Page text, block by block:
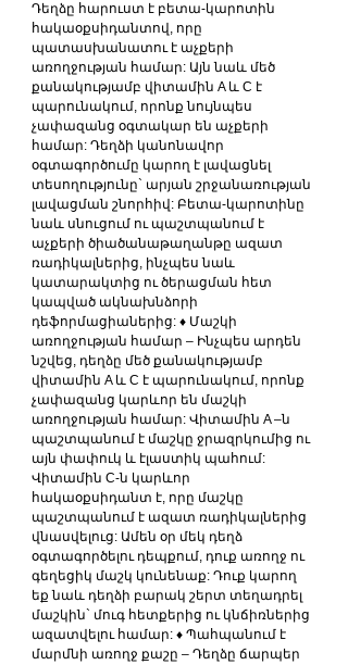
Դեղձը հարուստ է բետա-կարոտին
հակաօքսիդանտով, որը
պատասխանատու է աչքերի
առողջության համար: Այն նաև մեծ
քանակությամբ վիտամին A և C է
պարունակում, որոնք նույնպես
չափազանց օգտակար են աչքերի
համար: Դեղձի կանոնավոր
օգտագործումը կարող է լավացնել
տեսողությունը` արյան շրջանառության
լավացման շնորհիվ: Բետա-կարոտինը
նաև սնուցում ու պաշտպանում է
աչքերի ծիածանաթաղանթը ազատ
ռադիկալներից, ինչպես նաև
կատարակտից ու ծերացման հետ
կապված ակնախնձորի
դեֆորմացիաներից: ♦ Մաշկի
առողջության համար – Ինչպես արդեն
նշվեց, դեղձը մեծ քանակությամբ
վիտամին A և C է պարունակում, որոնք
չափազանց կարևոր են մաշկի
առողջության համար: Վիտամին A –ն
պաշտպանում է մաշկը ջրազրկումից ու
այն փափուկ և էլաստիկ պահում:
Վիտամին C-ն կարևոր
հակաօքսիդանտ է, որը մաշկը
պաշտպանում է ազատ ռադիկալներից
վնասվելուց: Ամեն օր մեկ դեղձ
օգտագործելու դեպքում, դուք առողջ ու
գեղեցիկ մաշկ կունենաք: Դուք կարող
եք նաև դեղձի բարակ շերտ տեղադրել
մաշկին` մուգ հետքերից ու կնճիռներից
ազատվելու համար: ♦ Պահպանում է
մարմնի առողջ քաշը – Դեղձը ճարպեր